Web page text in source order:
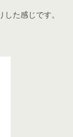
た感じです。